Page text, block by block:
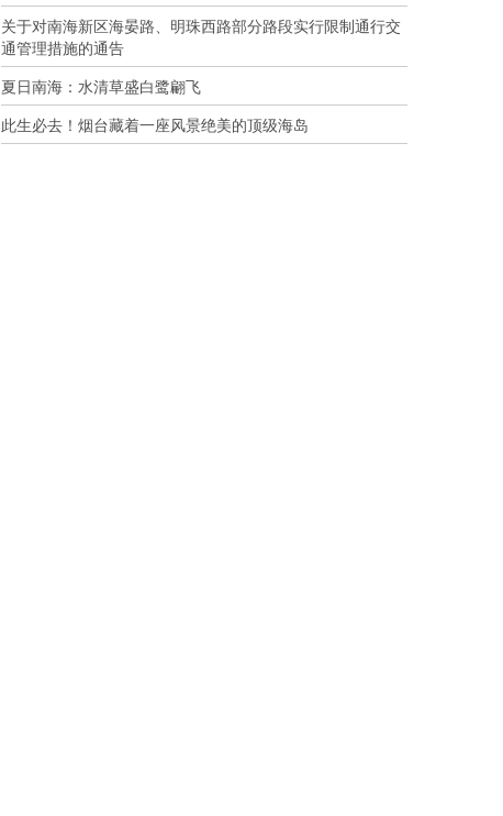
关于对南海新区海晏路、明珠西路部分路段实行限制通行交
通管理措施的通告
夏日南海：水清草盛白鹭翩飞
此生必去！烟台藏着一座风景绝美的顶级海岛